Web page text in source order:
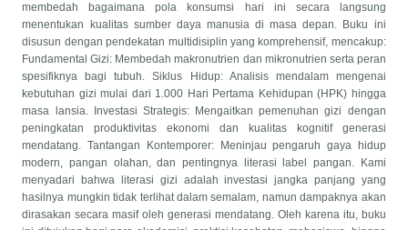
membedah bagaimana pola konsumsi hari ini secara langsung
menentukan kualitas sumber daya manusia di masa depan. Buku ini
disusun dengan pendekatan multidisiplin yang komprehensif, mencakup:
Fundamental Gizi: Membedah makronutrien dan mikronutrien serta peran
spesifiknya bagi tubuh. Siklus Hidup: Analisis mendalam mengenai
kebutuhan gizi mulai dari 1.000 Hari Pertama Kehidupan (HPK) hingga
masa lansia. Investasi Strategis: Mengaitkan pemenuhan gizi dengan
peningkatan produktivitas ekonomi dan kualitas kognitif generasi
mendatang. Tantangan Kontemporer: Meninjau pengaruh gaya hidup
modern, pangan olahan, dan pentingnya literasi label pangan. Kami
menyadari bahwa literasi gizi adalah investasi jangka panjang yang
hasilnya mungkin tidak terlihat dalam semalam, namun dampaknya akan
dirasakan secara masif oleh generasi mendatang. Oleh karena itu, buku